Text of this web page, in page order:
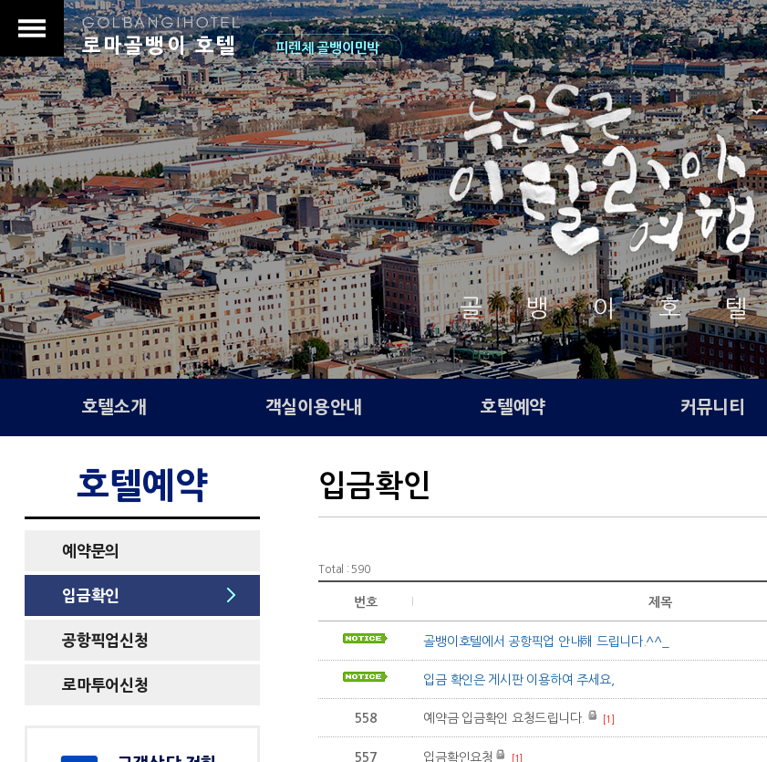
로마골뱅이 호텔 피렌체 골뱅이민박
골 뱅 이 호 텔
호텔소개 객실이용안내 호텔예약 커뮤니티
호텔예약
예약문의
입금확인
공항픽업신청
로마투어신청
입금확인
Total : 590
번호 제목
골뱅이호텔에서 공항픽업 안내해 드립니다.^^_
입금 확인은 게시판 이용하여 주세요,
558 예약금 입금확인 요청드립니다. [1]
557 입금확인요청 [1]